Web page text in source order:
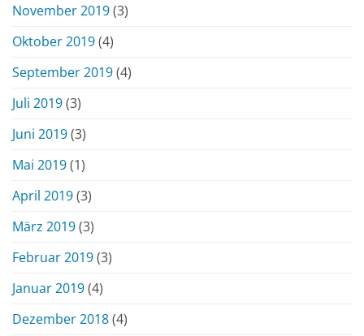
November 2019(3)
Oktober 2019(4)
September 2019(4)
Juli 2019(3)
Juni 2019(3)
Mai 2019(1)
April 2019(3)
März 2019(3)
Februar 2019(3)
Januar 2019(4)
Dezember 2018(4)